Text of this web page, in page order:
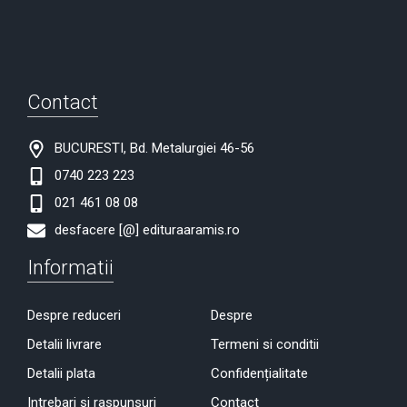
Contact
BUCURESTI, Bd. Metalurgiei 46-56
0740 223 223
021 461 08 08
desfacere [@] edituraaramis.ro
Informatii
Despre reduceri
Detalii livrare
Detalii plata
Intrebari si raspunsuri
Despre
Termeni si conditii
Confidențialitate
Contact